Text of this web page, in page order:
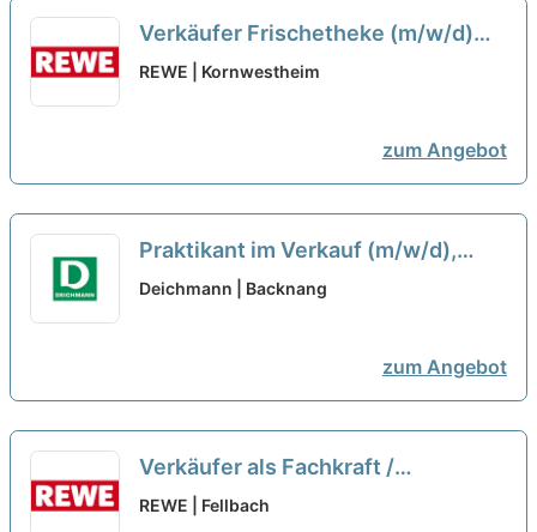
Verkäufer Frischetheke (m/w/d)
neu
REWE | Kornwestheim
zum Angebot
Praktikant im Verkauf (m/w/d),
Murrhardt neu
Deichmann | Backnang
zum Angebot
Verkäufer als Fachkraft /
Quereinsteiger Frischetheke
REWE | Fellbach